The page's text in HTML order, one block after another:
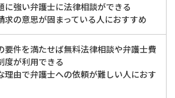
に強い弁護士に法律相談ができる
求の意思が固まっている人におすすめ
要件を満たせば無料法律相談や弁護士費
度が利用できる
理由で弁護士への依頼が難しい人におす